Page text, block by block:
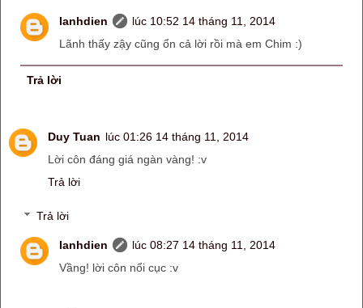
lanhdien
lúc 10:52 14 tháng 11, 2014
Lãnh thấy zậy cũng ổn cả lời rồi mà em Chim :)
Trả lời
Duy Tuan lúc 01:26 14 tháng 11, 2014
Lời côn đáng giá ngàn vàng! :v
Trả lời
Trả lời
lanhdien
lúc 08:27 14 tháng 11, 2014
Vầng! lời côn nổi cục :v